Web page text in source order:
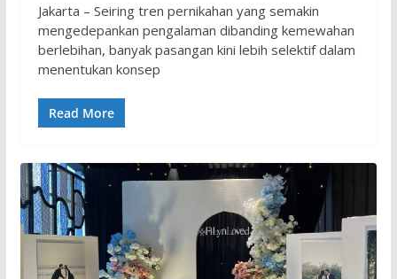
Jakarta – Seiring tren pernikahan yang semakin
mengedepankan pengalaman dibanding kemewahan
berlebihan, banyak pasangan kini lebih selektif dalam
menentukan konsep
Read More